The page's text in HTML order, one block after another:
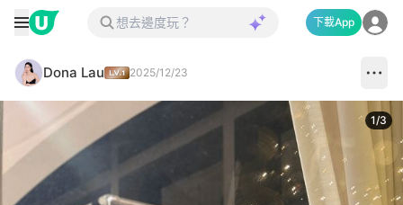
下載App
Dona Lau 2025/12/23
1/3